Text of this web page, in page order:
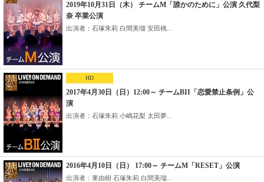
2019年10月31日（木） チームM「誰かのために」公演 久代梨
奈 卒業公演
出演者：石塚朱莉 白間美瑠 安田桃...
HD
2017年4月30日（日）12:00～ チームBII「恋愛禁止条例」公
演
出演者：石塚朱莉 小嶋花梨 太田夢...
2016年4月10日（日） 17:00～ チームM「RESET」公演
出演者：東由樹 石塚朱莉 白間美瑠...